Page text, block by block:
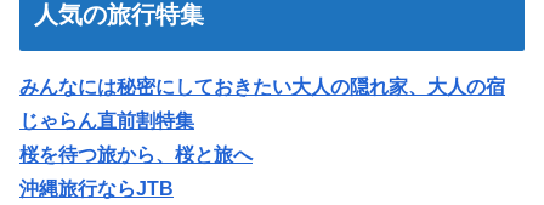
人気の旅行特集
みんなには秘密にしておきたい大人の隠れ家、大人の宿
じゃらん直前割特集
桜を待つ旅から、桜と旅へ
沖縄旅行ならJTB